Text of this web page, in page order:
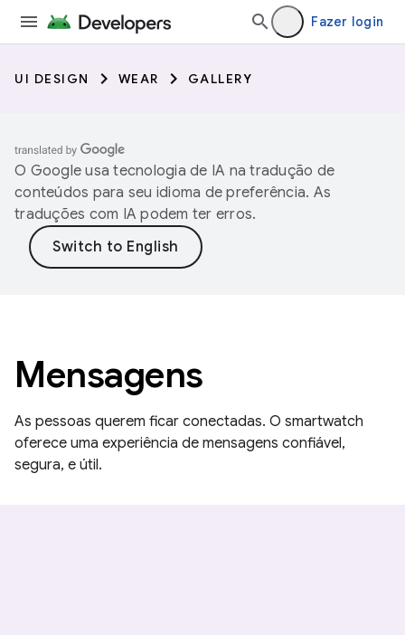
Fazer login
UI DESIGN WEAR GALLERY
O Google usa tecnologia de IA na tradução de
conteúdos para seu idioma de preferência. As
traduções com IA podem ter erros.
Mensagens
As pessoas querem ficar conectadas. O smartwatch
oferece uma experiência de mensagens confiável,
segura, e útil.